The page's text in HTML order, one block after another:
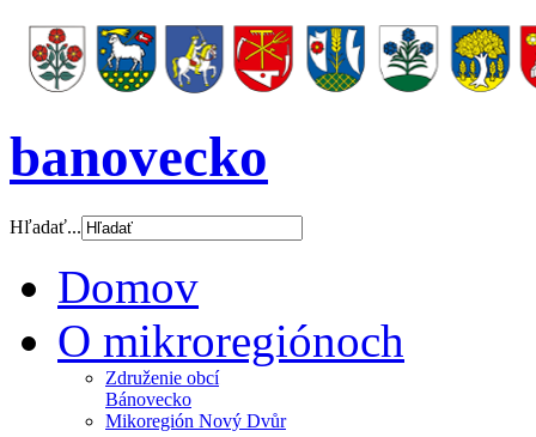
banovecko
Hľadať...
Domov
O mikroregiónoch
Združenie obcí
Bánovecko
Mikoregión Nový Dvůr